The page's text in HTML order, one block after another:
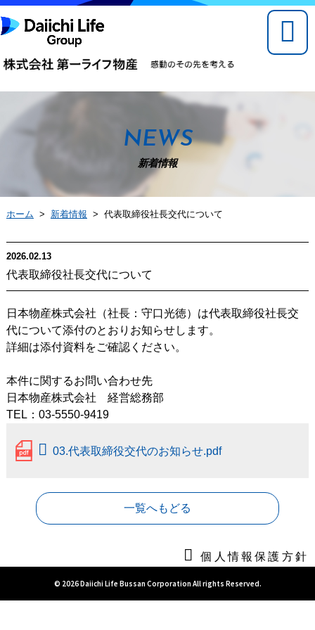
NEWS
新着情報
ホーム > 新着情報 > 代表取締役社長交代について
2026.02.13
代表取締役社長交代について
日本物産株式会社（社長：守口光徳）は代表取締役社長交
代について添付のとおりお知らせします。
詳細は添付資料をご確認ください。
本件に関するお問い合わせ先
日本物産株式会社 経営総務部
TEL：03-5550-9419
03.代表取締役交代のお知らせ.pdf
一覧へもどる
個人情報保護方針
© 2026 Daiichi Life Bussan Corporation All rights Reserved.